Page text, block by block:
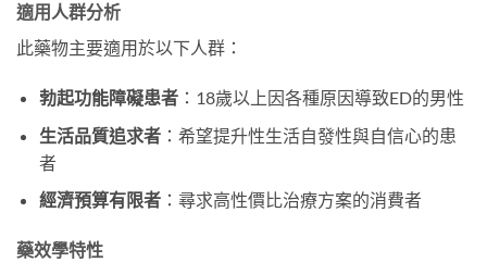
適用人群分析
此藥物主要適用於以下人群：
勃起功能障礙患者：18歲以上因各種原因導致ED的男性
生活品質追求者：希望提升性生活自發性與自信心的患
者
經濟預算有限者：尋求高性價比治療方案的消費者
藥效學特性